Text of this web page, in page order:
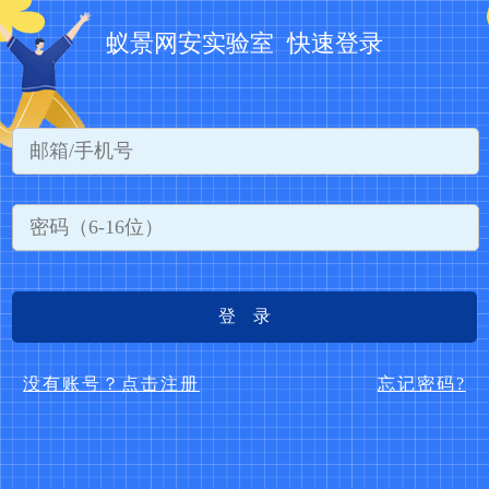
蚁景网安实验室 快速登录
登 录
没有账号？点击注册 忘记密码?